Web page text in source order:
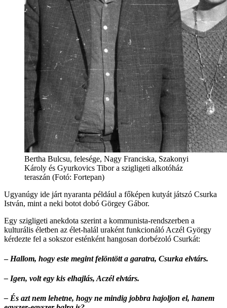
Bertha Bulcsu, felesége, Nagy Franciska, Szakonyi
Károly és Gyurkovics Tibor a szigligeti alkotóház
teraszán (Fotó: Fortepan)
Ugyanúgy ide járt nyaranta például a főképen kutyát játszó Csurka
István, mint a neki botot dobó Görgey Gábor.
Egy szigligeti anekdota szerint a kommunista-rendszerben a
kulturális életben az élet-halál uraként funkcionáló Aczél György
kérdezte fel a sokszor esténként hangosan dorbézoló Csurkát:
– Hallom, hogy este megint felöntött a garatra, Csurka elvtárs.
– Igen, volt egy kis elhajlás, Aczél elvtárs.
– És azt nem lehetne, hogy ne mindig jobbra hajoljon el, hanem